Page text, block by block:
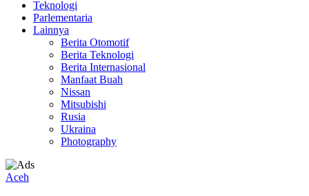
Teknologi
Parlementaria
Lainnya
Berita Otomotif
Berita Teknologi
Berita Internasional
Manfaat Buah
Nissan
Mitsubishi
Rusia
Ukraina
Photography
Aceh